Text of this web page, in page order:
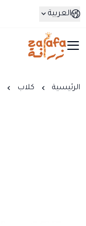
العربية
زرافة
الرئيسية كلاب